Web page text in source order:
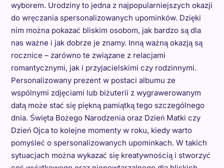
wyborem. Urodziny to jedna z najpopularniejszych okazji
do wręczania spersonalizowanych upominków. Dzięki
nim można pokazać bliskim osobom, jak bardzo są dla
nas ważne i jak dobrze je znamy. Inną ważną okazją są
rocznice – zarówno te związane z relacjami
romantycznymi, jak i przyjacielskimi czy rodzinnymi.
Personalizowany prezent w postaci albumu ze
wspólnymi zdjęciami lub biżuterii z wygrawerowanym
datą może stać się piękną pamiątką tego szczególnego
dnia. Święta Bożego Narodzenia oraz Dzień Matki czy
Dzień Ojca to kolejne momenty w roku, kiedy warto
pomyśleć o spersonalizowanych upominkach. W takich
sytuacjach można wykazać się kreatywnością i stworzyć